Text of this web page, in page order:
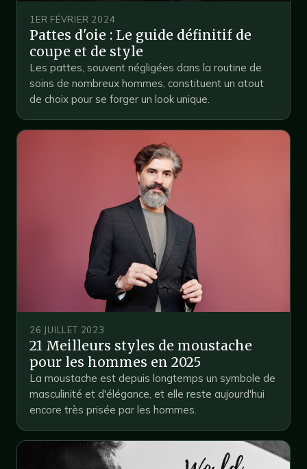
1ER FÉVRIER 2024
Pattes d'oie : Le guide définitif de
coupe et de style
Les pattes, souvent négligées dans la routine de
soins de nombreux hommes, constituent un atout
de choix pour se forger un look unique.
26 JUILLET 2023
21 Meilleurs styles de moustache
pour les hommes en 2025
La moustache est depuis longtemps un symbole de
masculinité et d'élégance, et elle reste aujourd'hui
encore très prisée par les hommes.